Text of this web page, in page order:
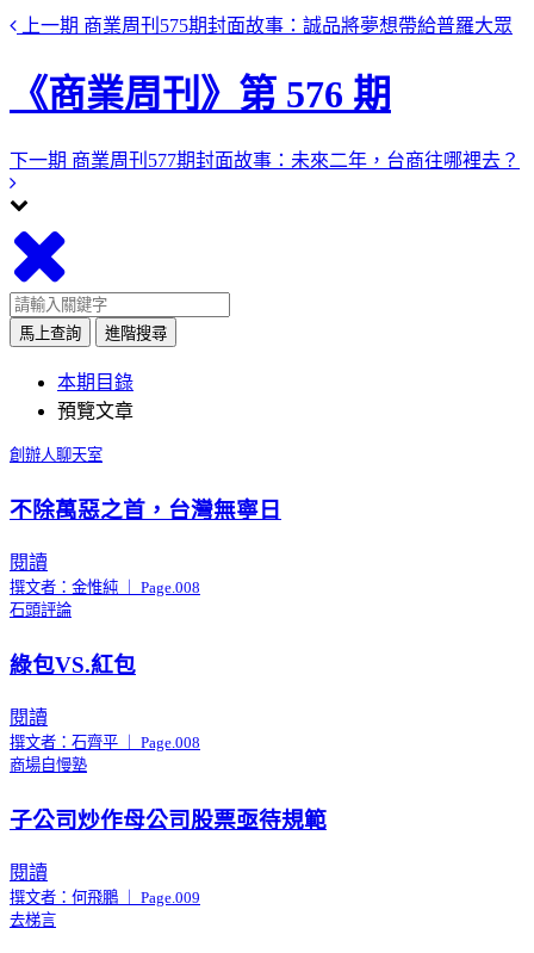
上一期 商業周刊575期封面故事：誠品將夢想帶給普羅大眾
《商業周刊》第 576 期
下一期 商業周刊577期封面故事：未來二年，台商往哪裡去？
馬上查詢 進階搜尋
本期目錄
預覽文章
創辦人聊天室
不除萬惡之首，台灣無寧日
閱讀
撰文者：金惟純 ｜ Page.008
石頭評論
綠包VS.紅包
閱讀
撰文者：石齊平 ｜ Page.008
商場自慢塾
子公司炒作母公司股票亟待規範
閱讀
撰文者：何飛鵬 ｜ Page.009
去梯言